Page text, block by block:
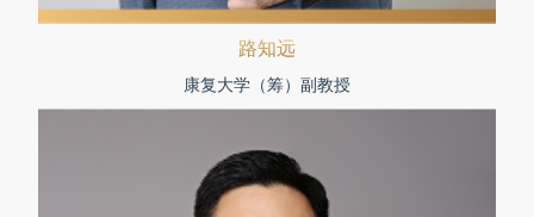
路知远
康复大学（筹）副教授